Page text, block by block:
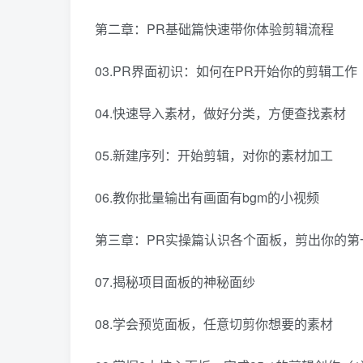
第二章：PR基础篇快速带你体验剪辑流程
03.PR界面初识：如何在PR开始你的剪辑工作
04.快速导入素材，做好分类，方便查找素材
05.新建序列：开始剪辑，对你的素材加工
06.教你批量输出有画面有bgm的小视频
第三章：PR实操篇认识各个面板，剪出你的
07.揭秘项目面板的神秘面纱
08.学会预览面板，任意切剪你想要的素材